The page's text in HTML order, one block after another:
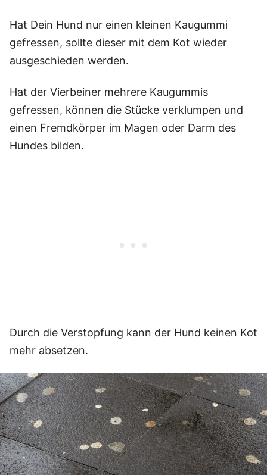
Hat Dein Hund nur einen kleinen Kaugummi
gefressen, sollte dieser mit dem Kot wieder
ausgeschieden werden.
Hat der Vierbeiner mehrere Kaugummis
gefressen, können die Stücke verklumpen und
einen Fremdkörper im Magen oder Darm des
Hundes bilden.
Durch die Verstopfung kann der Hund keinen Kot
mehr absetzen.